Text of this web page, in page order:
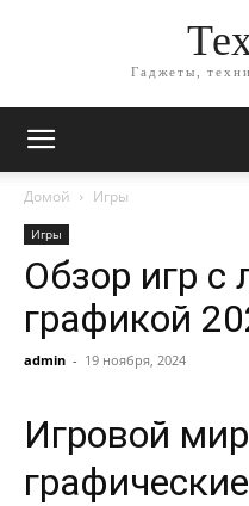
Гаджеты,
Домой Игры
Игры
Обзор игр с
графикой
admin - 19 ноября, 2024
Игровой